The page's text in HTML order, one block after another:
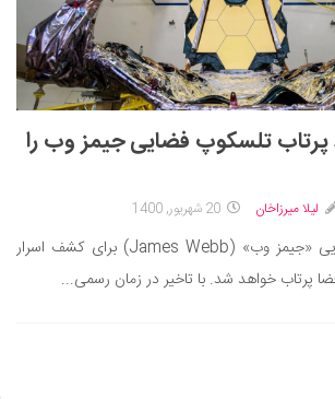
فردی
پرتاب تلسکوپ فضایی جیمز وب را
لیلا میرزاخان 20 شهریور, 1400
به زودی تلسکوپ فضایی «جیمز وب» (James Webb) برای کشف اسرار
پرتاب خواهد شد. با تاخیر در زمان رسمی...